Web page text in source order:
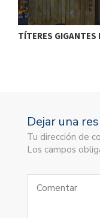
TÍTERES GIGANTES
Dejar una
Tu dirección de
Los campos